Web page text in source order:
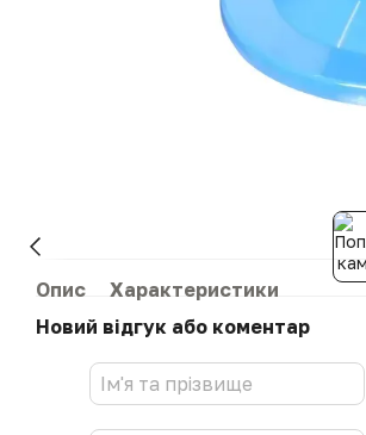
Опис
Характеристики
Новий відгук або коментар